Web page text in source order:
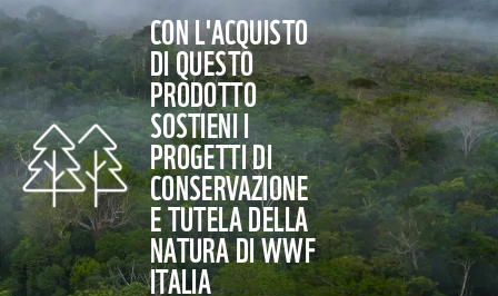
CON L'ACQUISTO
DI QUESTO
PRODOTTO
SOSTIENI I
PROGETTI DI
CONSERVAZIONE
E TUTELA DELLA
NATURA DI WWF
ITALIA